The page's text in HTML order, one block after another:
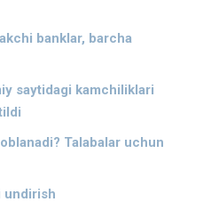
banklar, barcha
saytidagi kamchiliklari
Talabalar uchun
undirish